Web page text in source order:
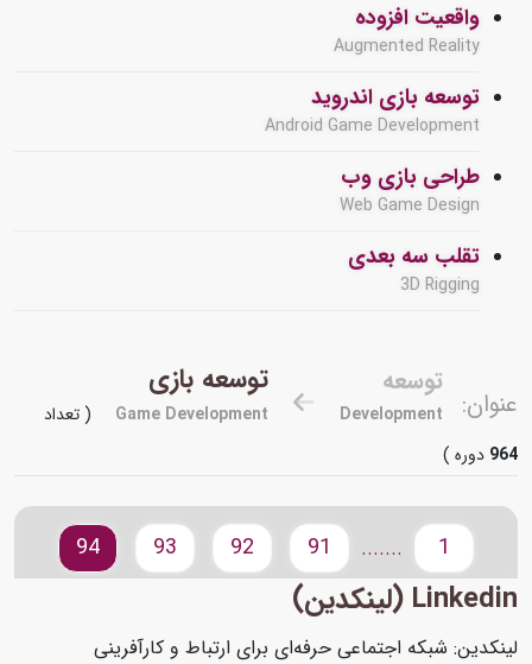
واقعیت افزوده
Augmented Reality
توسعه بازی اندروید
Android Game Development
طراحی بازی وب
Web Game Design
تقلب سه بعدی
3D Rigging
عنوان:
توسعه
Development
توسعه بازی
Game Development
( تعداد
964دوره )
.......
91
92
93
94
Linkedin (لینکدین)
لینکدین: شبکه اجتماعی حرفه‌ای برای ارتباط و کارآفرینی